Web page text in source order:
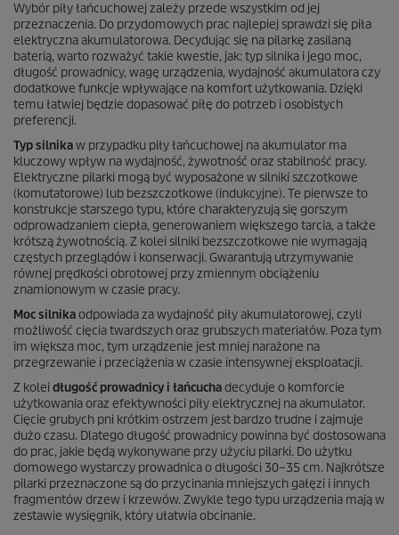
Wybór piły łańcuchowej zależy przede wszystkim od jej
przeznaczenia. Do przydomowych prac najlepiej sprawdzi się piła
elektryczna akumulatorowa. Decydując się na pilarkę zasilaną
baterią, warto rozważyć takie kwestie, jak: typ silnika i jego moc,
długość prowadnicy, wagę urządzenia, wydajność akumulatora czy
dodatkowe funkcje wpływające na komfort użytkowania. Dzięki
temu łatwiej będzie dopasować piłę do potrzeb i osobistych
preferencji.
Typ silnikaw przypadku piły łańcuchowej na akumulator ma
kluczowy wpływ na wydajność, żywotność oraz stabilność pracy.
Elektryczne pilarki mogą być wyposażone w silniki szczotkowe
(komutatorowe) lub bezszczotkowe (indukcyjne). Te pierwsze to
konstrukcje starszego typu, które charakteryzują się gorszym
odprowadzaniem ciepła, generowaniem większego tarcia, a także
krótszą żywotnością. Z kolei silniki bezszczotkowe nie wymagają
częstych przeglądów i konserwacji. Gwarantują utrzymywanie
równej prędkości obrotowej przy zmiennym obciążeniu
znamionowym w czasie pracy.
Moc silnikaodpowiada za wydajność piły akumulatorowej, czyli
możliwość cięcia twardszych oraz grubszych materiałów. Poza tym
im większa moc, tym urządzenie jest mniej narażone na
przegrzewanie i przeciążenia w czasie intensywnej eksploatacji.
Z koleidługość prowadnicy i łańcuchadecyduje o komforcie
użytkowania oraz efektywności piły elektrycznej na akumulator.
Cięcie grubych pni krótkim ostrzem jest bardzo trudne i zajmuje
dużo czasu. Dlatego długość prowadnicy powinna być dostosowana
do prac, jakie będą wykonywane przy użyciu pilarki. Do użytku
domowego wystarczy prowadnica o długości 30–35 cm. Najkrótsze
pilarki przeznaczone są do przycinania mniejszych gałęzi i innych
fragmentów drzew i krzewów. Zwykle tego typu urządzenia mają w
zestawie wysięgnik, który ułatwia obcinanie.